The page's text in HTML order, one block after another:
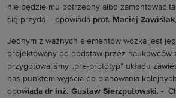
nie będzie mu potrzebny albo zamontować
się przyda – opowiada prof. Maciej Zawiślak
Jednym z ważnych elementów wózka jest
projektowany od podstaw przez naukowców
przygotowaliśmy „pre-prototyp” układu
nas punktem wyjścia do planowania
opowiada dr inż. Gustaw Sierzputowski. -